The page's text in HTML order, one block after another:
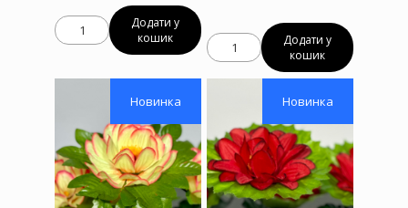
Додати у
кошик
Додати у
кошик
Новинка Новинка